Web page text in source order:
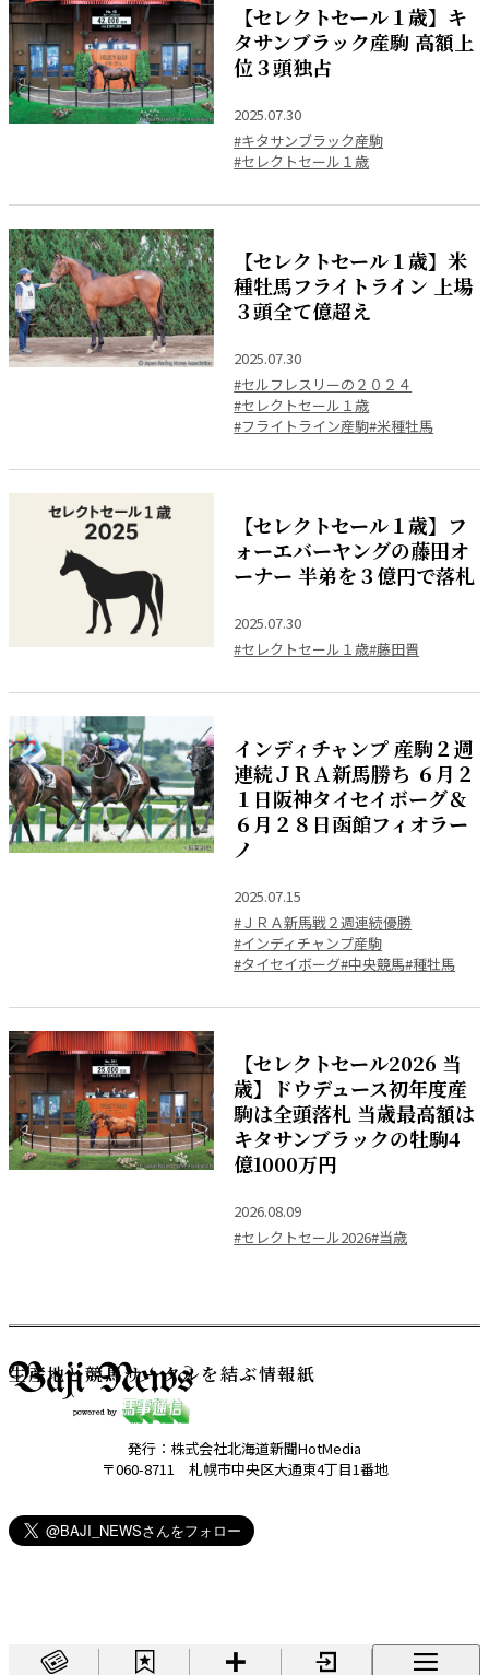
【セレクトセール１歳】キ
タサンブラック産駒 高額上
位３頭独占
2025.07.30
#キタサンブラック産駒
#セレクトセール１歳
【セレクトセール１歳】米
種牡馬フライトライン 上場
３頭全て億超え
2025.07.30
#セルフレスリーの２０２４
#セレクトセール１歳
#フライトライン産駒#米種牡馬
【セレクトセール１歳】フ
ォーエバーヤングの藤田オ
ーナー 半弟を３億円で落札
2025.07.30
#セレクトセール１歳#藤田晋
インディチャンプ 産駒２週
連続ＪＲＡ新馬勝ち ６月２
１日阪神タイセイボーグ＆
６月２８日函館フィオラー
ノ
2025.07.15
#ＪＲＡ新馬戦２週連続優勝
#インディチャンプ産駒
#タイセイボーグ#中央競馬#種牡馬
【セレクトセール2026 当
歳】ドウデュース初年度産
駒は全頭落札 当歳最高額は
キタサンブラックの牡駒4
億1000万円
2026.08.09
#セレクトセール2026#当歳
生産地と競馬サークルを結ぶ情報紙
発行：株式会社北海道新聞HotMedia
〒060-8711 札幌市中央区大通東4丁目1番地